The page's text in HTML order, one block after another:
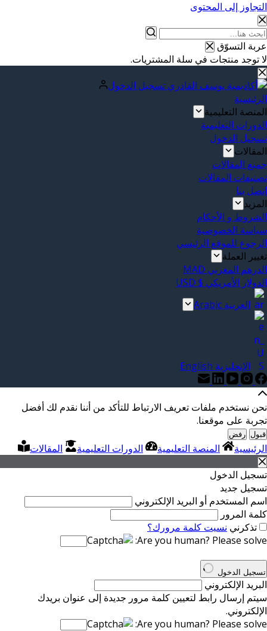
التجاوز إلى المحتوى
عربة التسوّق
لا توجد منتجات في سلة المشتريات.
تسجيل الدخول
الرئيسية
المنصة التعليمية
الدورات التعليمية
تسجيل الدخول
المقالات
جميع المقالات
تصنيفات المقالات
إتصل بنا
المزيد
الشروط و الأحكام
سياسة الخصوصية
الرجوع للموقع الرئيسي
تغيير العملة
الدرهم المغربي MAD
الدولار الأمريكي $ USD
العربية Arabic
الإنجليزية English
نحن نستخدم ملفات تعريف الارتباط للتأكد من أننا نقدم لك أفضل
تجربة على موقعنا.
قبول رفض
الرئيسية المنصة التعليمية الدورات التعليمية
المقالات
تسجيل الدخول
تسجيل جديد
اسم المستخدم أو البريد الإلكتروني
كلمة المرور
تذكرني نسيت كلمة مرورك؟
Are you human? Please solve:
تسجيل الدخول
البريد الإلكتروني
سيتم إرسال رابط لتعيين كلمة مرور جديدة إلى عنوان بريدك
الإلكتروني.
Are you human? Please solve: